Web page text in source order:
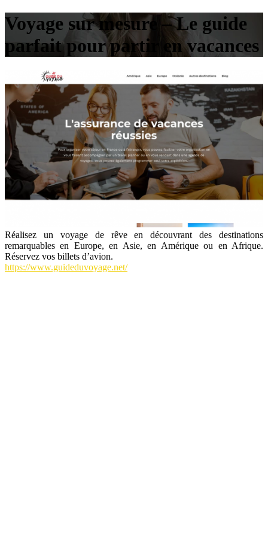
Voyage sur mesure – Le guide
parfait pour partir en vacances
Réalisez un voyage de rêve en découvrant des destinations
remarquables en Europe, en Asie, en Amérique ou en Afrique.
Réservez vos billets d’avion.
https://www.guideduvoyage.net/